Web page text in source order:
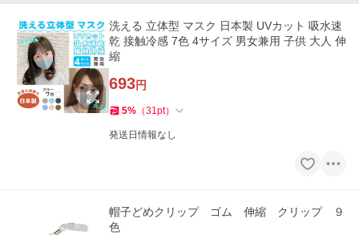
洗える 立体型 マスク 日本製 UVカット 吸水速
乾 接触冷感 7色 4サイズ 男女兼用 子供 大人 伸
縮
693円
5% （31pt）
発送日情報なし
帽子どめクリップ ゴム 伸縮 クリップ ９
色